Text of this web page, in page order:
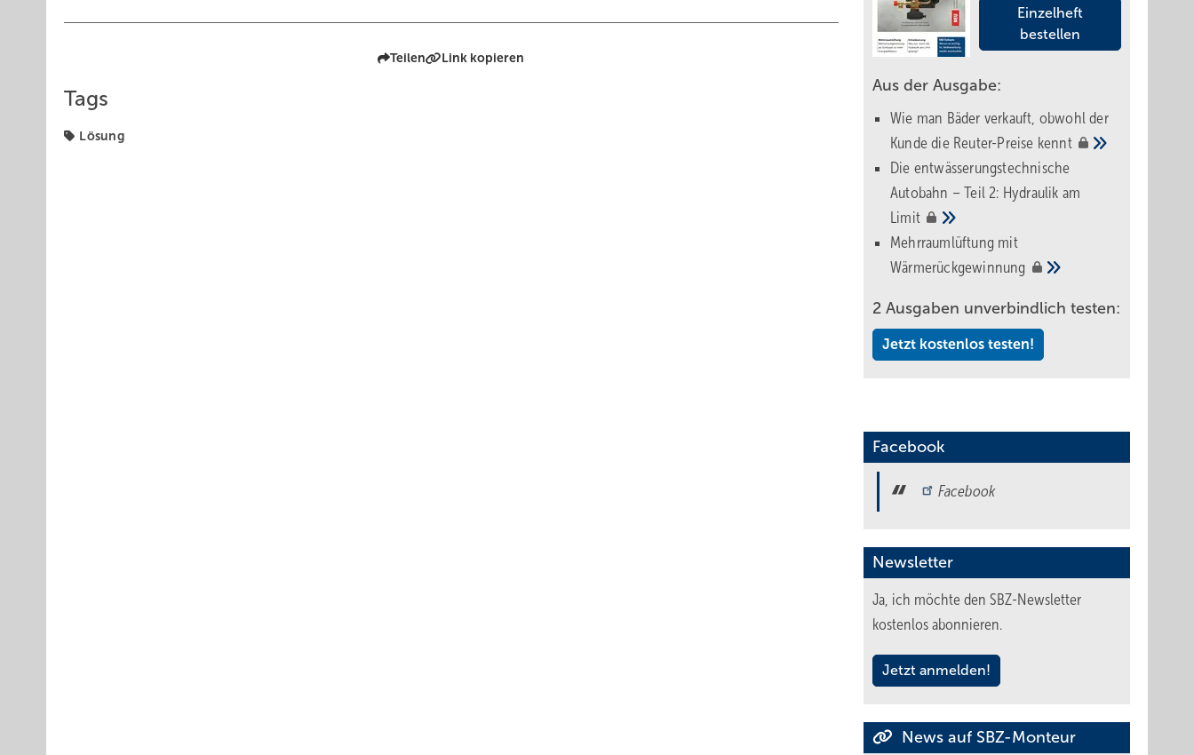
Teilen Link kopieren
Tags
Lösung
Einzelheft
bestellen
Aus der Ausgabe:
Wie man Bäder verkauft, obwohl der
Kunde die Reuter-Preise kennt
Die entwässerungstechnische
Autobahn – Teil 2: Hydraulik am
Limit
Mehrraumlüftung mit
Wärmerückgewinnung
2 Ausgaben unverbindlich testen:
Jetzt kostenlos testen!
Facebook
Facebook
Newsletter
Ja, ich möchte den SBZ-Newsletter
kostenlos abonnieren.
Jetzt anmelden!
News auf SBZ-Monteur